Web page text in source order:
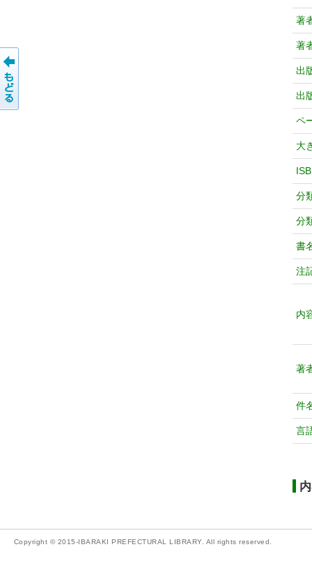
著
著
出
出
ペ
大
分
分
書
注
内
著
件
言
Copyright © 2015-IBARAKI PREFECTURAL LIBRARY. All rights reserved.